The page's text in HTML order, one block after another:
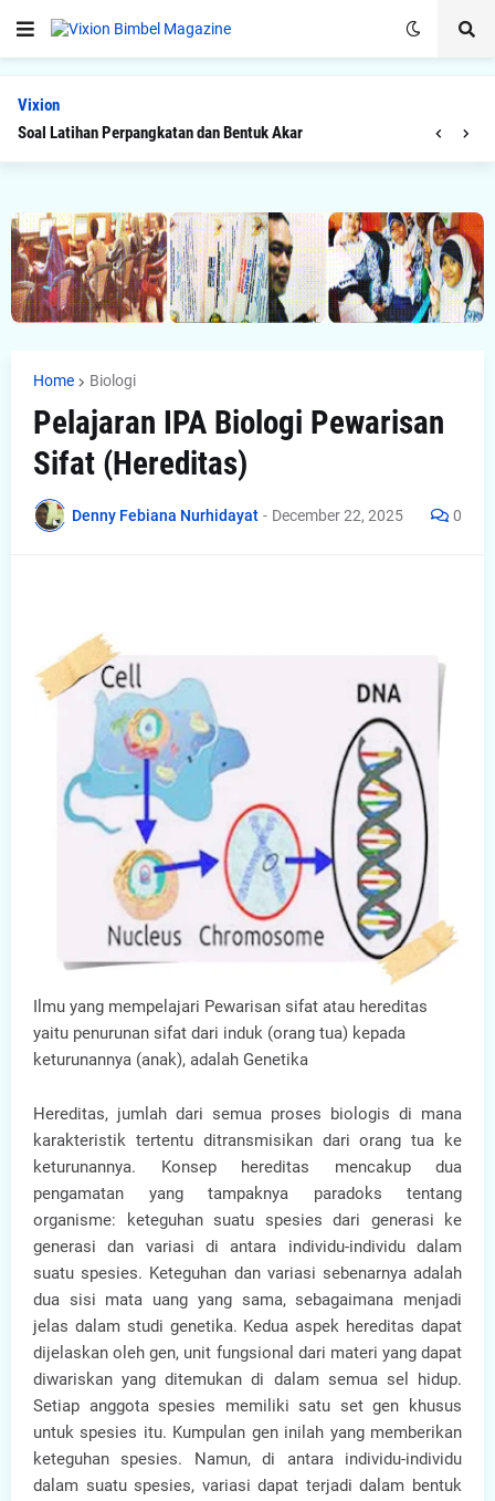
Vixion
Soal Latihan Perpangkatan dan Bentuk Akar
Home Biologi
Pelajaran IPA Biologi Pewarisan
Sifat (Hereditas)
Denny Febiana Nurhidayat - December 22, 2025 0
Ilmu yang mempelajari Pewarisan sifat atau hereditas
yaitu penurunan sifat dari induk (orang tua) kepada
keturunannya (anak), adalah Genetika
Hereditas, jumlah dari semua proses biologis di mana
karakteristik tertentu ditransmisikan dari orang tua ke
keturunannya. Konsep hereditas mencakup dua
pengamatan yang tampaknya paradoks tentang
organisme: keteguhan suatu spesies dari generasi ke
generasi dan variasi di antara individu-individu dalam
suatu spesies. Keteguhan dan variasi sebenarnya adalah
dua sisi mata uang yang sama, sebagaimana menjadi
jelas dalam studi genetika. Kedua aspek hereditas dapat
dijelaskan oleh gen, unit fungsional dari materi yang dapat
diwariskan yang ditemukan di dalam semua sel hidup.
Setiap anggota spesies memiliki satu set gen khusus
untuk spesies itu. Kumpulan gen inilah yang memberikan
keteguhan spesies. Namun, di antara individu-individu
dalam suatu spesies, variasi dapat terjadi dalam bentuk